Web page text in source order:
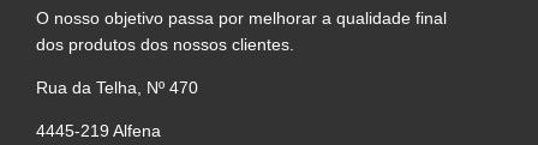
O nosso objetivo passa por melhorar a qualidade final
dos produtos dos nossos clientes.
Rua da Telha, Nº 470
4445-219 Alfena